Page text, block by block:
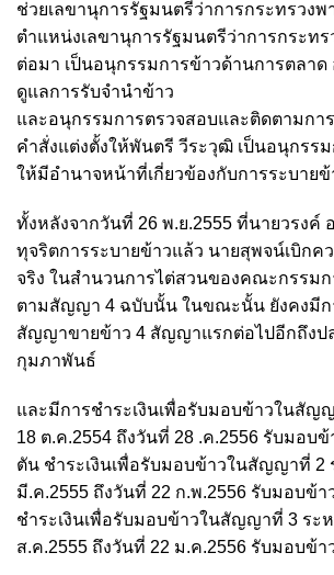
ช่วยเลขานุการรัฐมนตรีว่าการกระทรวง
ตำแหน่งเลขานุการรัฐมนตรีว่าการกระท
ต่อมา เป็นอนุกรรมการข้าวด้านการตลาด
ดูแลการรับจำนำข้าว
และอนุกรรมการตรวจสอบและติดตามกา
คำสั่งแต่งตั้งให้พันตรี วีระวุฒิ เป็นอนุกรร
ให้มีอำนาจหน้าที่เกี่ยวข้องกับการระบาย
ทั้งหลังจากวันที่ 26 พ.ย.2555 ที่นายวรงค์
ทุจริตการระบายข้าวแล้ว นายสุพจน์เบิกค
จริง ในสํานวนการไต่สวนของคณะกรรมก
ตามสัญญา 4 ฉบับนั้น ในขณะนั้น ยังคงมีก
สัญญาขายข้าว 4 สัญญาแรกต่อไปอีกถึงป
กุมภาพันธ์
และมีการชําระเงินเพื่อรับมอบข้าวในสัญ
18 ต.ค.2554 ถึงวันที่ 28 .ค.2556 รับมอบข้
ตัน ชําระเงินเพื่อรับมอบข้าวในสัญญาที่ 2
มี.ค.2555 ถึงวันที่ 22 ก.พ.2556 รับมอบข้า
ชําระเงินเพื่อรับมอบข้าวในสัญญาที่ 3 ระ
ส.ค.2555 ถึงวันที่ 22 ม.ค.2556 รับมอบข้า